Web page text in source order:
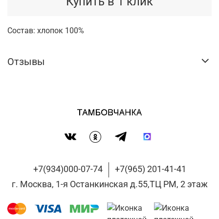
Состав: хлопок 100%
Отзывы
+7(934)000-07-74
+7(965) 201-41-41
г. Москва, 1-я Останкинская д.55,ТЦ РМ, 2 этаж